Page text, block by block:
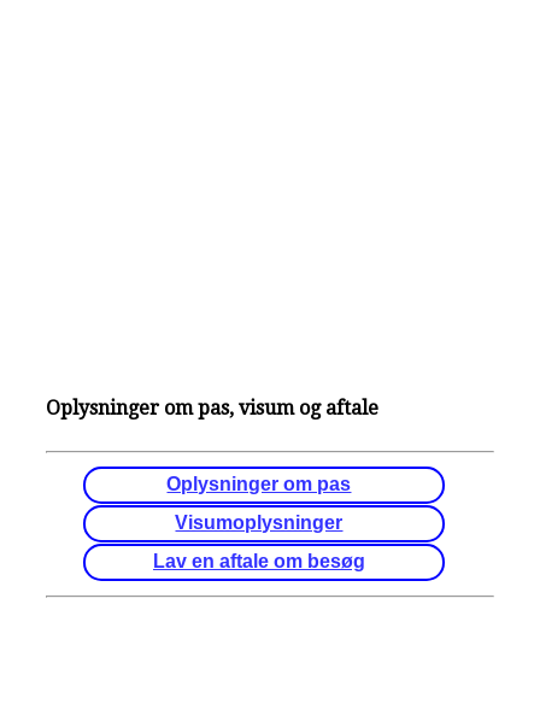
Oplysninger om pas, visum og aftale
Oplysninger om pas
Visumoplysninger
Lav en aftale om besøg